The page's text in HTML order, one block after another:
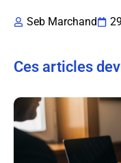
Seb Marchand
Ces articles